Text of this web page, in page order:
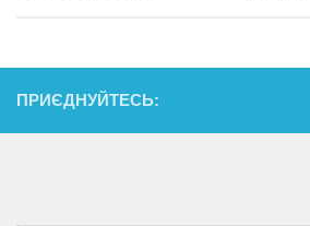
ПРИЄДНУЙТЕСЬ: